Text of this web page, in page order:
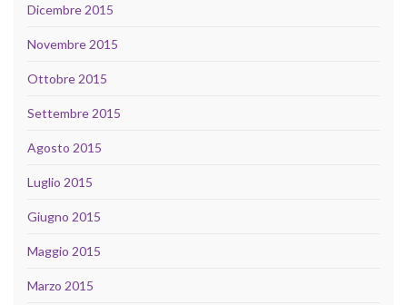
Dicembre 2015
Novembre 2015
Ottobre 2015
Settembre 2015
Agosto 2015
Luglio 2015
Giugno 2015
Maggio 2015
Marzo 2015